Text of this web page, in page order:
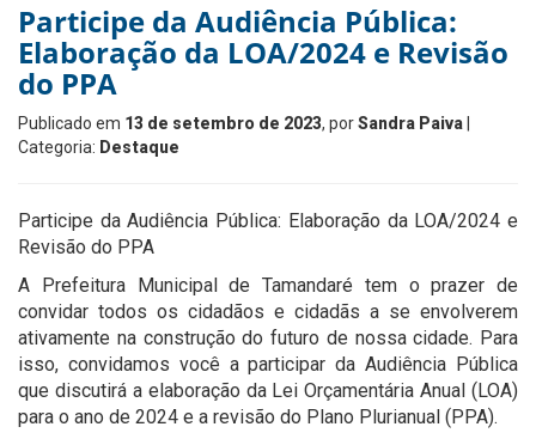
Participe da Audiência Pública:
Elaboração da LOA/2024 e Revisão
do PPA
Publicado em 13 de setembro de 2023, porSandra Paiva
Categoria: Destaque
Participe da Audiência Pública: Elaboração da LOA/2024 e
Revisão do PPA
A Prefeitura Municipal de Tamandaré tem o prazer de
convidar todos os cidadãos e cidadãs a se envolverem
ativamente na construção do futuro de nossa cidade. Para
isso, convidamos você a participar da Audiência Pública
que discutirá a elaboração da Lei Orçamentária Anual (LOA)
para o ano de 2024 e a revisão do Plano Plurianual (PPA).